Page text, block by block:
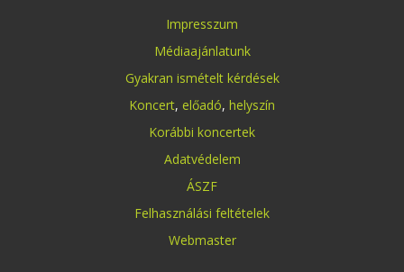
Impresszum
Médiaajánlatunk
Gyakran ismételt kérdések
Koncert, előadó, helyszín
Korábbi koncertek
Adatvédelem
ÁSZF
Felhasználási feltételek
Webmaster